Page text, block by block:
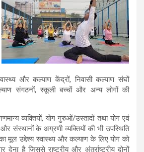
और कल्याण केंद्रों, निवासी कल्याण संघों
संगठनों, स्कूली बच्चों और अन्य लोगों की
व्यक्तियों, योग गुरुओं/उस्तादों तथा योग एवं
और संस्थानों के अग्रणी व्यक्तियों की भी उपस्थिति
मूल उद्देश्य स्वास्थ्य और कल्याण के लिए योग को
देना है जिससे राष्ट्रीय और अंतर्राष्ट्रीय दोनों